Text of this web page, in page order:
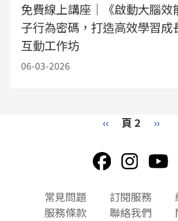
免費線上講座｜《啟動大腦效
子行為密碼，打造高效學習成
互動工作坊
06-03-2026
Previous
‹‹ 頁 2
下
頁
››
常見問題 訂閱服務
服務條款
聯絡我們